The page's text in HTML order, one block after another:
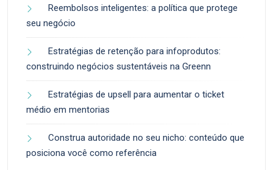
Reembolsos inteligentes: a política que protege
seu negócio
Estratégias de retenção para infoprodutos:
construindo negócios sustentáveis na Greenn
Estratégias de upsell para aumentar o ticket
médio em mentorias
Construa autoridade no seu nicho: conteúdo que
posiciona você como referência